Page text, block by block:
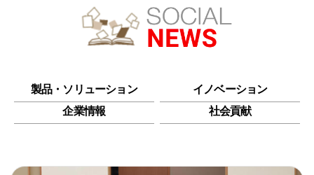
製品・ソリューション
イノベーション
企業情報
社会貢献